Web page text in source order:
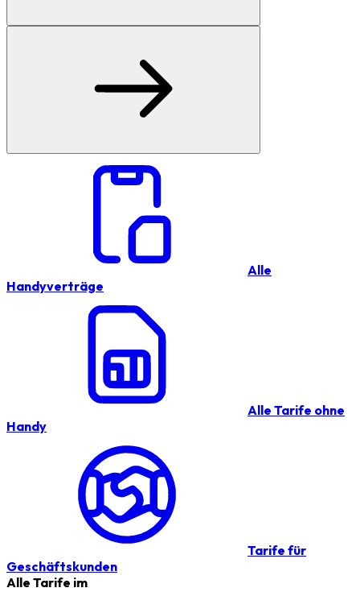
Alle
Handyverträge
Alle Tarife ohne
Handy
Tarife für
Geschäftskunden
Alle Tarife im